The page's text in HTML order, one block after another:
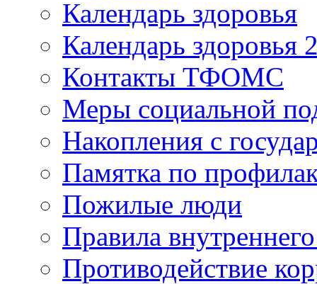
Календарь здоровья
Календарь здоровья
Контакты ТФОМС
Меры социальной
Накопления с
Памятка по
Пожилые люди
Правила
Противодействие